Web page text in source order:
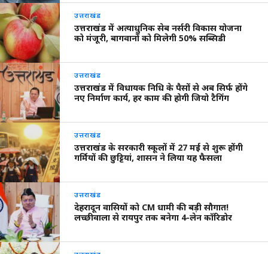
उत्तराखंड
उत्तराखंड में अत्याधुनिक सेब नर्सरी विकास योजना
को मंजूरी, बागवानों को मिलेगी 50% सब्सिडी
उत्तराखंड
उत्तराखंड में विधायक निधि के पैसों से अब सिर्फ होंगे
नए निर्माण कार्य, हर काम की होगी जियो टैगिंग
उत्तराखंड
उत्तराखंड के सरकारी स्कूलों में 27 मई से शुरू होंगी
गर्मियों की छुट्टियां, शासन ने लिया यह फैसला
उत्तराखंड
देहरादून वासियों को CM धामी की बड़ी सौगात!
लच्छीवाला से रायपुर तक बनेगा 4-लेन कॉरिडोर